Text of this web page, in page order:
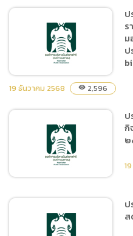
ซื้อประกันเครื่องคอมพิวเตอร์
แม่ข่ายและระบบประมวลผล
และจัดเก็บข้อมูลแบบเสมือน
Hardware+Software
Vxrail ๓ Node (Virtual
Machine)โดยวิธีเฉพาะ
เจาะจง
ประกวดราคาซื้อสัตว์ใน
โครงการจัดซื้อมาร์มอต
จำนวน ๑ ชนิด ๕ ตัว ด้วยวิธี
ประกวดราคาอิเล็กทรอนิกส์
ป
ร
ม
ป
19 ธันวาคม 2568 visibility 2,596
ประกาศผู้ชนะการเสนอราคา
ป
กิ
๒
ป
ส